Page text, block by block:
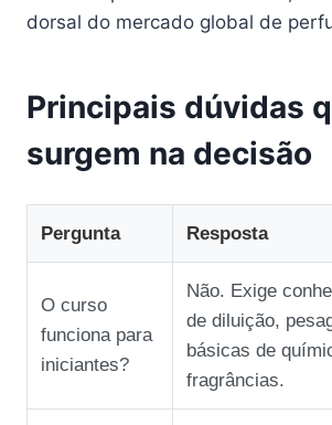
dorsal do mercado global de
Principais dúvidas
surgem na decisão
Pergunta Resposta
O curso
funciona para
iniciantes?
Não. Exige
de diluição,
básicas de
fragrâncias.